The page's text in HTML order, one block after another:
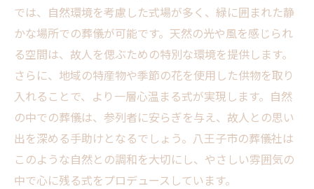
では、自然環境を考慮した式場が多く、緑に囲まれた静
かな場所での葬儀が可能です。天然の光や風を感じられ
る空間は、故人を偲ぶための特別な環境を提供します。
さらに、地域の特産物や季節の花を使用した供物を取り
入れることで、より一層心温まる式が実現します。自然
の中での葬儀は、参列者に安らぎを与え、故人との思い
出を深める手助けとなるでしょう。八王子市の葬儀社は
このような自然との調和を大切にし、やさしい雰囲気の
中で心に残る式をプロデュースしています。